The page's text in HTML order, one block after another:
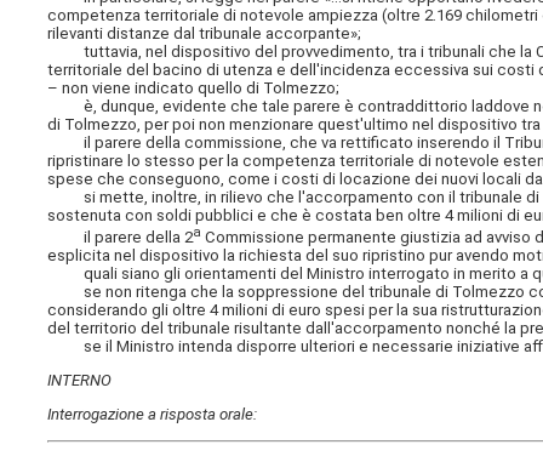
competenza territoriale di notevole ampiezza (oltre 2.169
rilevanti distanze dal tribunale accorpante»;
tuttavia, nel dispositivo del provvedimento, tra i tribunali che la
territoriale del bacino di utenza e dell'incidenza eccessiva sui
– non viene indicato quello di Tolmezzo;
è, dunque, evidente che tale parere è contraddittorio laddove
di Tolmezzo, per poi non menzionare quest'ultimo nel dispositivo
il parere della commissione, che va rettificato inserendo il
ripristinare lo stesso per la competenza territoriale di notevole
spese che conseguono, come i costi di locazione dei nuovi locali
si mette, inoltre, in rilievo che l'accorpamento con il tribunale di
sostenuta con soldi pubblici e che è costata ben oltre 4 milioni di
il parere della 2a Commissione permanente giustizia ad avviso
esplicita nel dispositivo la richiesta del suo ripristino pur avendo
quali siano gli orientamenti del Ministro interrogato in merito a
se non ritenga che la soppressione del tribunale di Tolmezzo
considerando gli oltre 4 milioni di euro spesi per la sua
del territorio del tribunale risultante dall'accorpamento nonché la
se il Ministro intenda disporre ulteriori e necessarie iniziative
INTERNO
Interrogazione a risposta orale: